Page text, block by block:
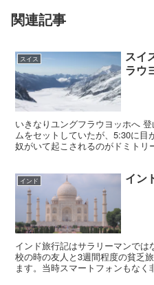
関連記事
スイス
スイ
ラウ
いきなりユングフラウヨッホへ
ムをセットしていたが、5:30に
奴がいて起こされるのがドミト
インド イン
インド旅行記はサラリーマンで
校の時の友人と3週間程度の貧乏
ます。当時スマートフォンもな